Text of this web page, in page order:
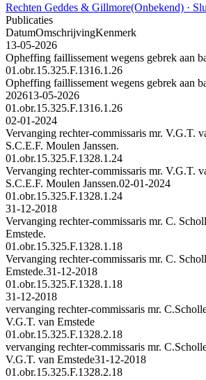
Rechten Geddes & Gillmore(Onbekend) ·
Publicaties
DatumOmschrijvingKenmerk
13-05-2026
Opheffing faillissement wegens gebrek aan
01.obr.15.325.F.1316.1.26
Opheffing faillissement wegens gebrek aan
202613-05-2026
01.obr.15.325.F.1316.1.26
02-01-2024
Vervanging rechter-commissaris mr. V.G.T.
S.C.E.F. Moulen Janssen.
01.obr.15.325.F.1328.1.24
Vervanging rechter-commissaris mr. V.G.T.
S.C.E.F. Moulen Janssen.02-01-2024
01.obr.15.325.F.1328.1.24
31-12-2018
Vervanging rechter-commissaris mr. C.
Emstede.
01.obr.15.325.F.1328.1.18
Vervanging rechter-commissaris mr. C.
Emstede.31-12-2018
01.obr.15.325.F.1328.1.18
31-12-2018
vervanging rechter-commissaris mr.
V.G.T. van Emstede
01.obr.15.325.F.1328.2.18
vervanging rechter-commissaris mr.
V.G.T. van Emstede31-12-2018
01.obr.15.325.F.1328.2.18